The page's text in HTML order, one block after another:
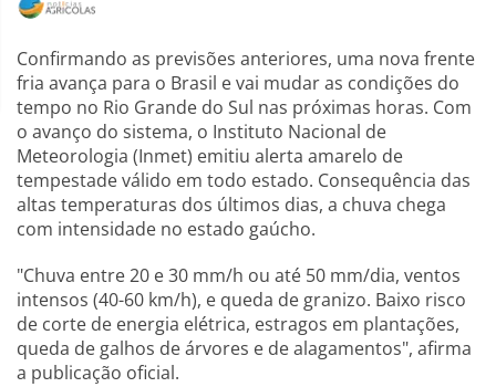
Confirmando as previsões anteriores, uma nova frente
fria avança para o Brasil e vai mudar as condições do
tempo no Rio Grande do Sul nas próximas horas. Com
o avanço do sistema, o Instituto Nacional de
Meteorologia (Inmet) emitiu alerta amarelo de
tempestade válido em todo estado. Consequência das
altas temperaturas dos últimos dias, a chuva chega
com intensidade no estado gaúcho.
"Chuva entre 20 e 30 mm/h ou até 50 mm/dia, ventos
intensos (40-60 km/h), e queda de granizo. Baixo risco
de corte de energia elétrica, estragos em plantações,
queda de galhos de árvores e de alagamentos", afirma
a publicação oficial.